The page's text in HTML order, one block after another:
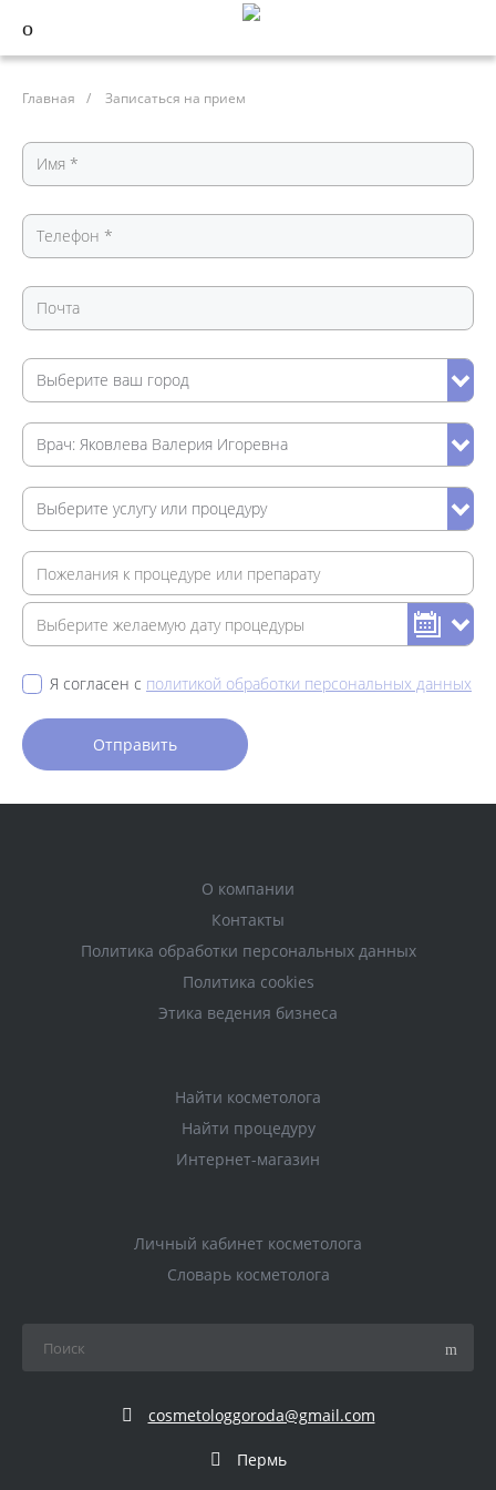
Главная / Записаться на прием
Я согласен с политикой обработки персональных данных
О компании
Контакты
Политика обработки персональных данных
Политика cookies
Этика ведения бизнеса
Найти косметолога
Найти процедуру
Интернет-магазин
Личный кабинет косметолога
Словарь косметолога
cosmetologgoroda@gmail.com
Пермь